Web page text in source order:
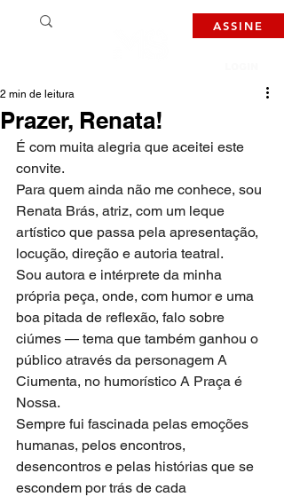
ASSINE
Prazer, Renata!
2 min de leitura
É com muita alegria que aceitei este
convite.
Para quem ainda não me conhece, sou
Renata Brás, atriz, com um leque
artístico que passa pela apresentação,
locução, direção e autoria teatral.
Sou autora e intérprete da minha
própria peça, onde, com humor e uma
boa pitada de reflexão, falo sobre
ciúmes — tema que também ganhou o
público através da personagem A
Ciumenta, no humorístico A Praça é
Nossa.
Sempre fui fascinada pelas emoções
humanas, pelos encontros,
desencontros e pelas histórias que se
escondem por trás de cada